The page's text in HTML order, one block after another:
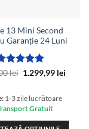
13 Mini Second
Garanție 24 Luni
la
lei Prețul
fost:
1.500,00 lei.
1.299,99 lei
1-3 zile lucrătoare
Gratuit